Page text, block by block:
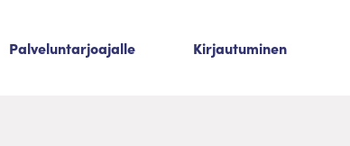
Palveluntarjoajalle Kirjautuminen